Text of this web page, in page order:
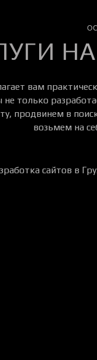
вам
только
продвинем в
возьмем на